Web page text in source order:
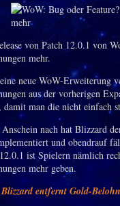
von Patch 12.0.1 von
mehr.
neue WoW-Erweiterung
aus der vorherigen
damit man die nicht einfach
nach hat Blizzard
und obendrauf
ist Spielern nämlich
mehr geben.
Blizzard entfernt Gold-